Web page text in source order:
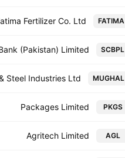
FATIMA
Fertilizer Co. Ltd.
SCBPL
(Pakistan) Limited
MUGHAL
Steel Industries Ltd
PKGS
Packages Limited
AGL
Agritech Limited